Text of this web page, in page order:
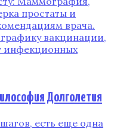
простаты и
врача.
вакцинации,
инфекционных
Долголетия
есть еще одна